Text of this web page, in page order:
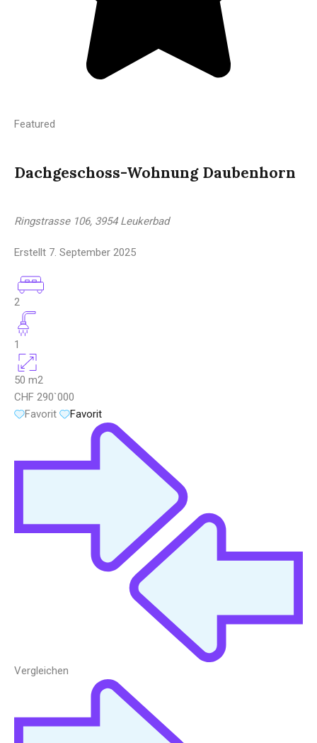
Featured
Dachgeschoss-Wohnung Daubenhorn
Ringstrasse 106, 3954 Leukerbad
Erstellt 7. September 2025
2
1
50 m2
CHF 290`000
Favorit
Favorit
Vergleichen